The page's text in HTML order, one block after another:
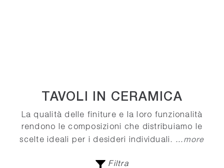
TAVOLI IN CERAMICA
La qualità delle finiture e la loro funzionalità
rendono le composizioni che distribuiamo le
scelte ideali per i desideri individuali. ...more
Filtra